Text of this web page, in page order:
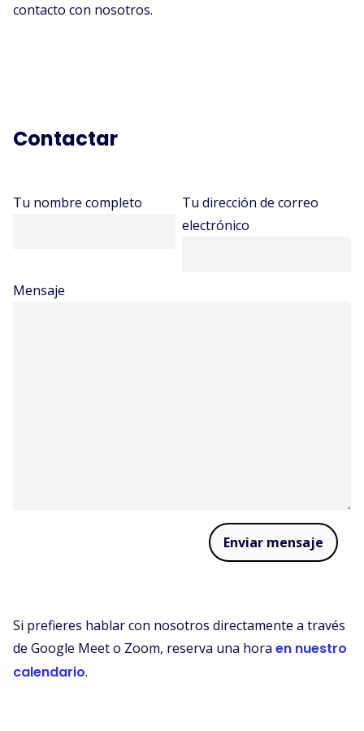
contacto con nosotros.
Contactar
Tu nombre completo
Tu dirección de correo
electrónico
Mensaje
Enviar mensaje
Si prefieres hablar con nosotros directamente a través
de Google Meet o Zoom, reserva una hora en nuestro
calendario.